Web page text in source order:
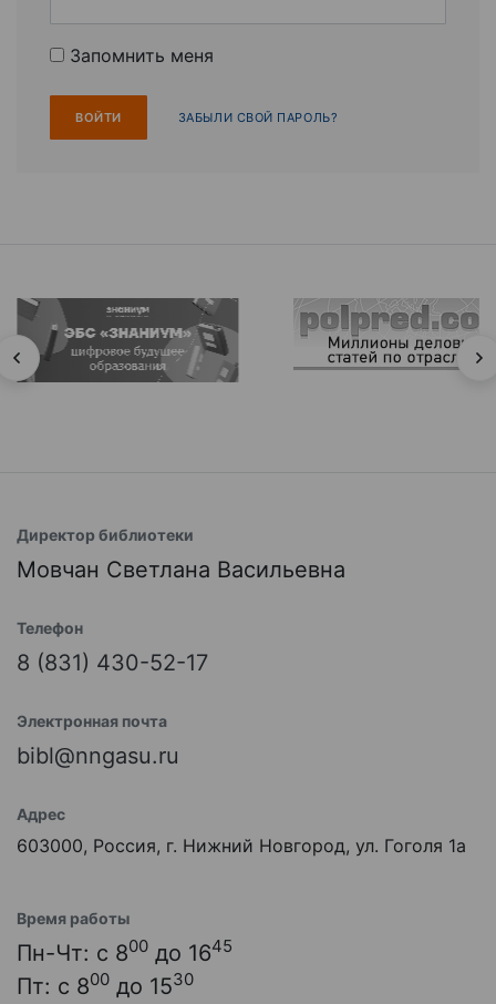
Запомнить меня
ЗАБЫЛИ СВОЙ ПАРОЛЬ?
Директор библиотеки
Мовчан Светлана Васильевна
Телефон
8 (831) 430-52-17
Электронная почта
bibl@nngasu.ru
Адрес
603000, Россия, г. Нижний Новгород, ул. Гоголя 1а
Время работы
Пн-Чт: с 800 до 1645
Пт: с 800 до 1530